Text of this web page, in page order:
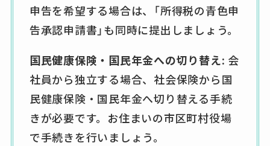
申告を希望する場合は、「所得税の青色申
告承認申請書」も同時に提出しましょう。
国民健康保険・国民年金への切り替え: 会
社員から独立する場合、社会保険から国
民健康保険・国民年金へ切り替える手続
きが必要です。お住まいの市区町村役場
で手続きを行いましょう。